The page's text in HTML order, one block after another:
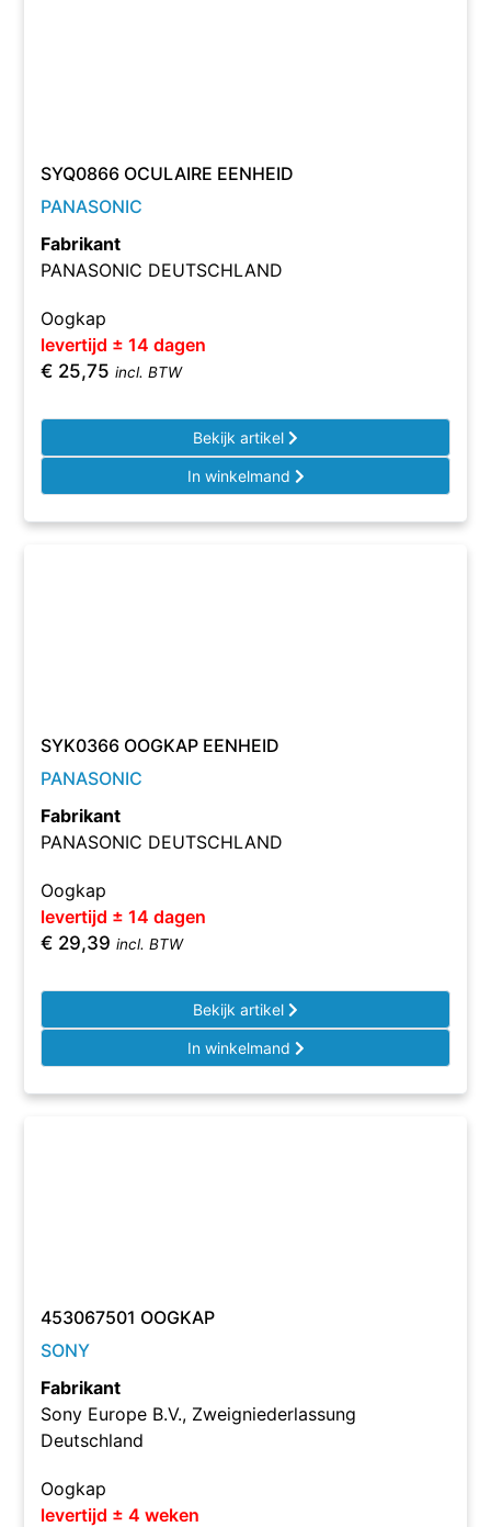
SYQ0866 OCULAIRE EENHEID
PANASONIC
Fabrikant
PANASONIC DEUTSCHLAND
Oogkap
levertijd ± 14 dagen
€ 25,75 incl. BTW
Bekijk artikel
In winkelmand
SYK0366 OOGKAP EENHEID
PANASONIC
Fabrikant
PANASONIC DEUTSCHLAND
Oogkap
levertijd ± 14 dagen
€ 29,39 incl. BTW
Bekijk artikel
In winkelmand
453067501 OOGKAP
SONY
Fabrikant
Sony Europe B.V., Zweigniederlassung
Deutschland
Oogkap
levertijd ± 4 weken